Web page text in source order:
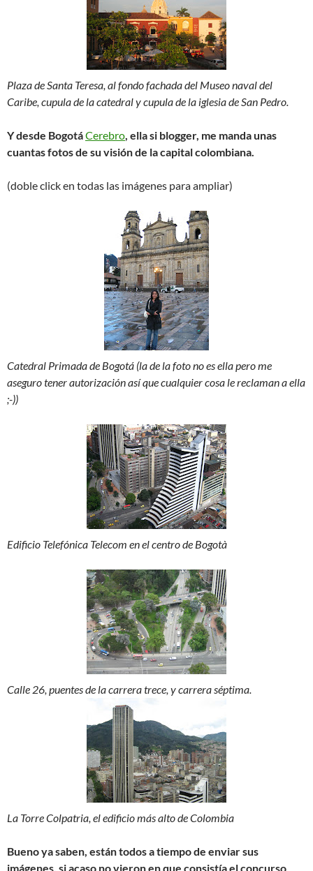
Plaza de Santa Teresa, al fondo fachada del Museo naval del
Caribe, cupula de la catedral y cupula de la iglesia de San Pedro.
Y desde BogotáCerebro, ella si blogger, me manda unas
cuantas fotos de su visión de la capital colombiana.
(doble click en todas las imágenes para ampliar)
Catedral Primada de Bogotá (la de la foto no es ella pero me
aseguro tener autorización así que cualquier cosa le reclaman a ella
;-))
Edificio Telefónica Telecom en el centro de Bogotà
Calle 26, puentes de la carrera trece, y carrera séptima.
La Torre Colpatria, el edificio más alto de Colombia
Bueno ya saben, están todos a tiempo de enviar sus
imágenes, si acaso no vieron en que consistía el concurso